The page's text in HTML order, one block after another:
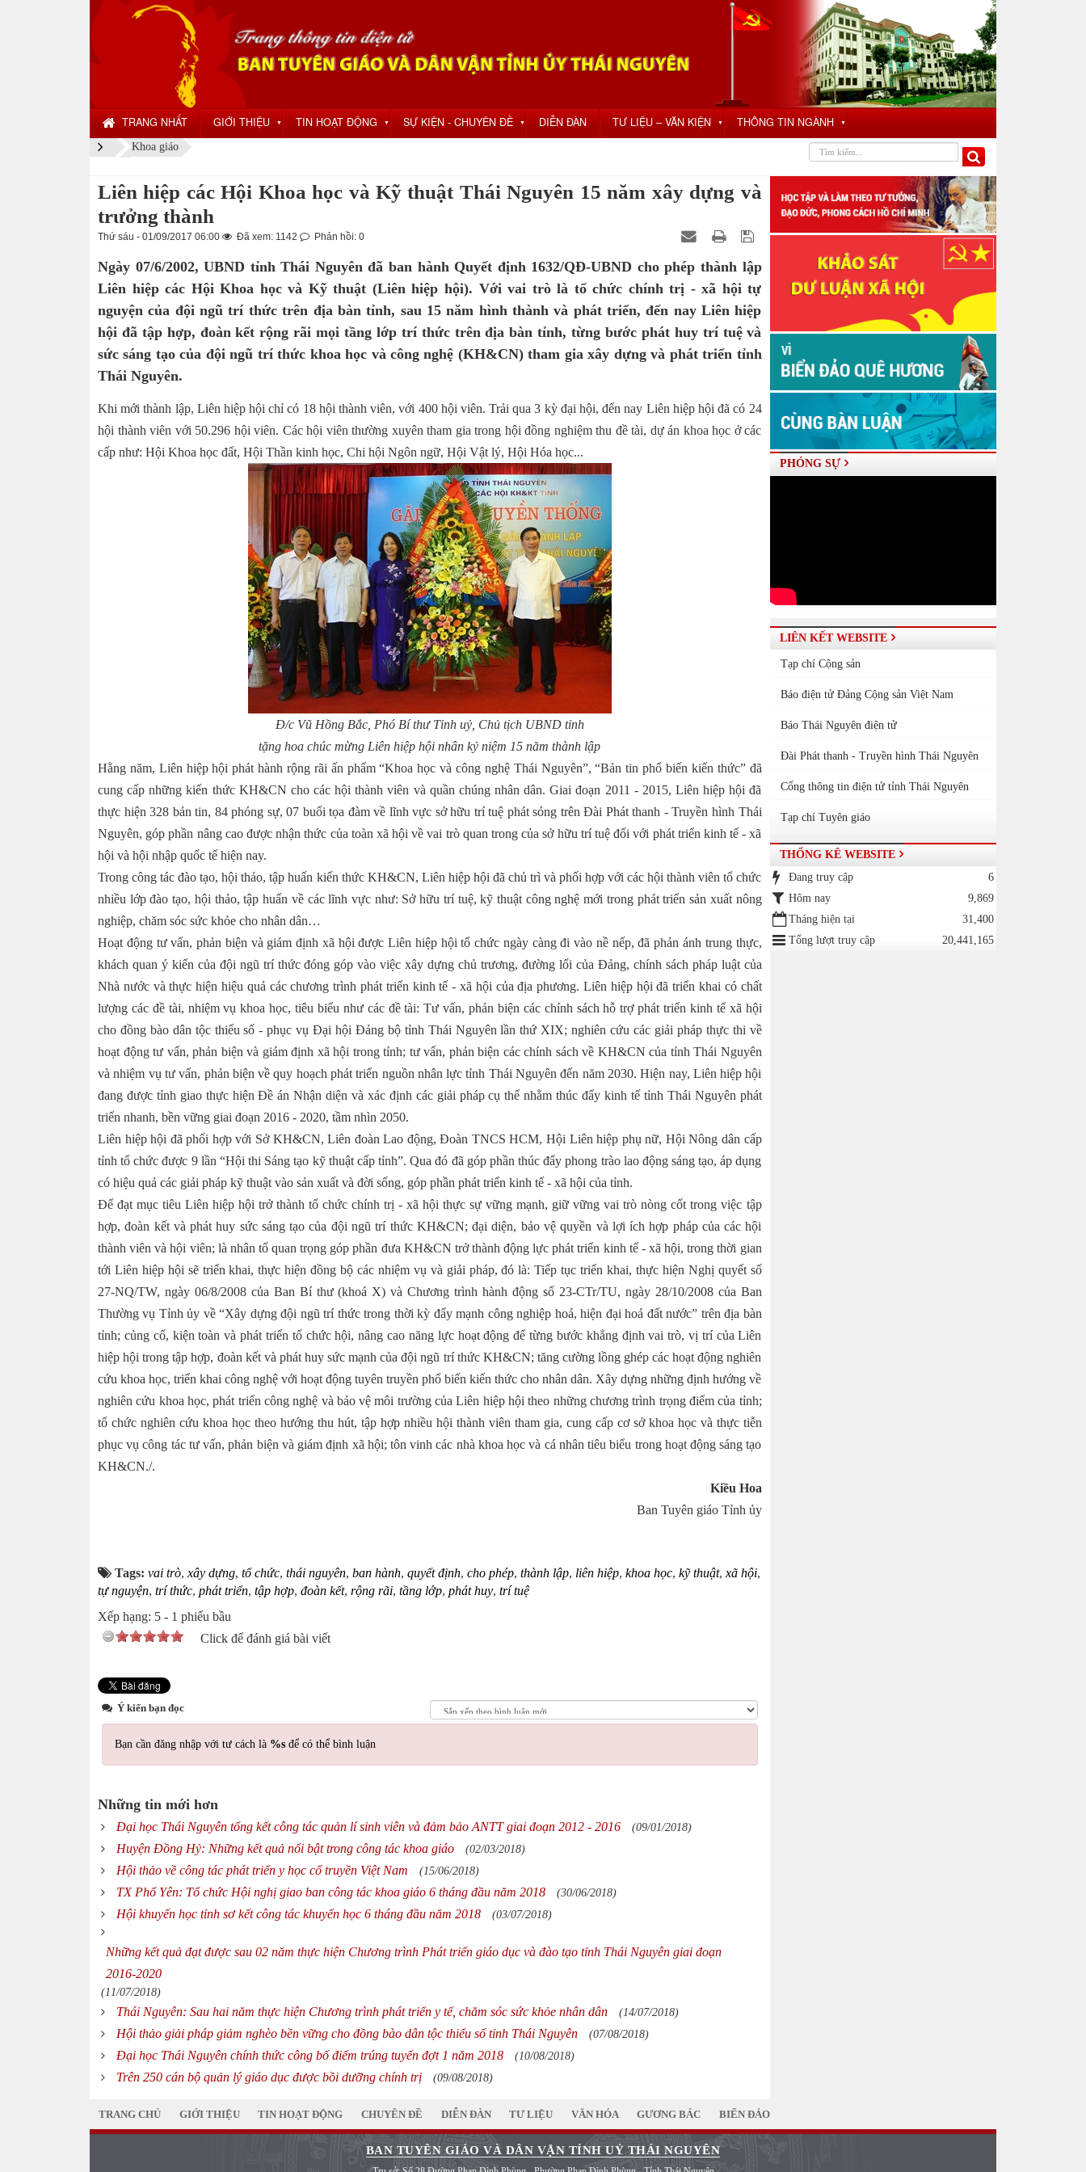
TRANG NHẤT GIỚI THIỆU ▼ TIN HOẠT ĐỘNG ▼ SỰ KIỆN - CHUYÊN ĐỀ ▼ DIỄN ĐÀN TƯ LIỆU – VĂN KIỆN ▼ THÔNG TIN NGÀNH ▼
Khoa giáo
Liên hiệp các Hội Khoa học và Kỹ thuật Thái Nguyên 15 năm xây dựng và
trưởng thành
Thứ sáu - 01/09/2017 06:00 Đã xem: 1142 Phản hồi: 0
Ngày 07/6/2002, UBND tỉnh Thái Nguyên đã ban hành Quyết định 1632/QĐ-UBND cho phép thành lập
Liên hiệp các Hội Khoa học và Kỹ thuật (Liên hiệp hội). Với vai trò là tổ chức chính trị - xã hội tự
nguyện của đội ngũ trí thức trên địa bàn tỉnh, sau 15 năm hình thành và phát triển, đến nay Liên hiệp
hội đã tập hợp, đoàn kết rộng rãi mọi tầng lớp trí thức trên địa bàn tỉnh, từng bước phát huy trí tuệ và
sức sáng tạo của đội ngũ trí thức khoa học và công nghệ (KH&CN) tham gia xây dựng và phát triển tỉnh
Thái Nguyên.
Khi mới thành lập, Liên hiệp hội chỉ có 18 hội thành viên, với 400 hội viên. Trải qua 3 kỳ đại hội, đến nay Liên hiệp hội đã có 24
hội thành viên với 50.296 hội viên. Các hội viên thường xuyên tham gia trong hội đồng nghiệm thu đề tài, dự án khoa học ở các
cấp như: Hội Khoa học đất, Hội Thần kinh học, Chi hội Ngôn ngữ, Hội Vật lý, Hội Hóa học...
Đ/c Vũ Hồng Bắc, Phó Bí thư Tỉnh uỷ, Chủ tịch UBND tỉnh
tặng hoa chúc mừng Liên hiệp hội nhân kỷ niệm 15 năm thành lập
Hằng năm, Liên hiệp hội phát hành rộng rãi ấn phẩm “Khoa học và công nghệ Thái Nguyên”, “Bản tin phổ biến kiến thức” đã
cung cấp những kiến thức KH&CN cho các hội thành viên và quần chúng nhân dân. Giai đoạn 2011 - 2015, Liên hiệp hội đã
thực hiện 328 bản tin, 84 phóng sự, 07 buổi tọa đàm về lĩnh vực sở hữu trí tuệ phát sóng trên Đài Phát thanh - Truyền hình Thái
Nguyên, góp phần nâng cao được nhận thức của toàn xã hội về vai trò quan trong của sở hữu trí tuệ đối với phát triển kinh tế - xã
hội và hội nhập quốc tế hiện nay.
Trong công tác đào tạo, hội thảo, tập huấn kiến thức KH&CN, Liên hiệp hội đã chủ trì và phối hợp với các hội thành viên tổ chức
nhiều lớp đào tạo, hội thảo, tập huấn về các lĩnh vực như: Sở hữu trí tuệ, kỹ thuật công nghệ mới trong phát triển sản xuất nông
nghiệp, chăm sóc sức khỏe cho nhân dân…
Hoạt động tư vấn, phản biện và giám định xã hội được Liên hiệp hội tổ chức ngày càng đi vào nề nếp, đã phản ánh trung thực,
khách quan ý kiến của đội ngũ trí thức đóng góp vào việc xây dựng chủ trương, đường lối của Đảng, chính sách pháp luật của
Nhà nước và thực hiện hiệu quả các chương trình phát triển kinh tế - xã hội của địa phương. Liên hiệp hội đã triển khai có chất
lượng các đề tài, nhiệm vụ khoa học, tiêu biểu như các đề tài: Tư vấn, phản biện các chính sách hỗ trợ phát triển kinh tế xã hội
cho đồng bào dân tộc thiểu số - phục vụ Đại hội Đảng bộ tỉnh Thái Nguyên lần thứ XIX; nghiên cứu các giải pháp thực thi về
hoạt động tư vấn, phản biện và giám định xã hội trong tỉnh; tư vấn, phản biện các chính sách về KH&CN của tỉnh Thái Nguyên
và nhiệm vụ tư vấn, phản biện về quy hoạch phát triển nguồn nhân lực tỉnh Thái Nguyên đến năm 2030. Hiện nay, Liên hiệp hội
đang được tỉnh giao thực hiện Đề án Nhận diện và xác định các giải pháp cụ thể nhằm thúc đẩy kinh tế tỉnh Thái Nguyên phát
triển nhanh, bền vững giai đoạn 2016 - 2020, tầm nhìn 2050.
Liên hiệp hội đã phối hợp với Sở KH&CN, Liên đoàn Lao động, Đoàn TNCS HCM, Hội Liên hiệp phụ nữ, Hội Nông dân cấp
tỉnh tổ chức được 9 lần “Hội thi Sáng tạo kỹ thuật cấp tỉnh”. Qua đó đã góp phần thúc đẩy phong trào lao động sáng tạo, áp dụng
có hiệu quả các giải pháp kỹ thuật vào sản xuất và đời sống, góp phần phát triển kinh tế - xã hội của tỉnh.
Để đạt mục tiêu Liên hiệp hội trở thành tổ chức chính trị - xã hội thực sự vững mạnh, giữ vững vai trò nòng cốt trong việc tập
hợp, đoàn kết và phát huy sức sáng tạo của đội ngũ trí thức KH&CN; đại diện, bảo vệ quyền và lợi ích hợp pháp của các hội
thành viên và hội viên; là nhân tố quan trọng góp phần đưa KH&CN trở thành động lực phát triển kinh tế - xã hội, trong thời gian
tới Liên hiệp hội sẽ triển khai, thực hiện đồng bộ các nhiệm vụ và giải pháp, đó là: Tiếp tục triển khai, thực hiện Nghị quyết số
27-NQ/TW, ngày 06/8/2008 của Ban Bí thư (khoá X) và Chương trình hành động số 23-CTr/TU, ngày 28/10/2008 của Ban
Thường vụ Tỉnh ủy về “Xây dựng đội ngũ trí thức trong thời kỳ đẩy mạnh công nghiệp hoá, hiện đại hoá đất nước” trên địa bàn
tỉnh; củng cố, kiện toàn và phát triển tổ chức hội, nâng cao năng lực hoạt động để từng bước khẳng định vai trò, vị trí của Liên
hiệp hội trong tập hợp, đoàn kết và phát huy sức mạnh của đội ngũ trí thức KH&CN; tăng cường lồng ghép các hoạt động nghiên
cứu khoa học, triển khai công nghệ với hoạt động tuyên truyền phổ biến kiến thức cho nhân dân. Xây dựng những định hướng về
nghiên cứu khoa học, phát triển công nghệ và bảo vệ môi trường của Liên hiệp hội theo những chương trình trọng điểm của tỉnh;
tổ chức nghiên cứu khoa học theo hướng thu hút, tập hợp nhiều hội thành viên tham gia, cung cấp cơ sở khoa học và thực tiễn
phục vụ công tác tư vấn, phản biện và giám định xã hội; tôn vinh các nhà khoa học và cá nhân tiêu biểu trong hoạt động sáng tạo
KH&CN./.
Kiều Hoa
Ban Tuyên giáo Tỉnh ủy
Tags: vai trò, xây dựng, tổ chức, thái nguyên, ban hành, quyết định, cho phép, thành lập, liên hiệp, khoa học, kỹ thuật, xã hội,
tự nguyện, trí thức, phát triển, tập hợp, đoàn kết, rộng rãi, tầng lớp, phát huy, trí tuệ
Xếp hạng: 5 - 1 phiếu bầu
Click để đánh giá bài viết
Ý kiến bạn đọc
Bạn cần đăng nhập với tư cách là %s để có thể bình luận
Những tin mới hơn
Đại học Thái Nguyên tổng kết công tác quản lí sinh viên và đảm bảo ANTT giai đoạn 2012 - 2016 (09/01/2018)
Huyện Đồng Hỷ: Những kết quả nổi bật trong công tác khoa giáo (02/03/2018)
Hội thảo về công tác phát triển y học cổ truyền Việt Nam (15/06/2018)
TX Phổ Yên: Tổ chức Hội nghị giao ban công tác khoa giáo 6 tháng đầu năm 2018 (30/06/2018)
Hội khuyến học tỉnh sơ kết công tác khuyến học 6 tháng đầu năm 2018 (03/07/2018)
Những kết quả đạt được sau 02 năm thực hiện Chương trình Phát triển giáo dục và đào tạo tỉnh Thái Nguyên giai đoạn
2016-2020
(11/07/2018)
Thái Nguyên: Sau hai năm thực hiện Chương trình phát triển y tế, chăm sóc sức khỏe nhân dân (14/07/2018)
Hội thảo giải pháp giảm nghèo bền vững cho đồng bào dân tộc thiểu số tỉnh Thái Nguyên (07/08/2018)
Đại học Thái Nguyên chính thức công bố điểm trúng tuyển đợt 1 năm 2018 (10/08/2018)
Trên 250 cán bộ quản lý giáo dục được bồi dưỡng chính trị (09/08/2018)
PHÓNG SỰ
LIÊN KẾT WEBSITE
Tạp chí Cộng sản
Báo điện tử Đảng Cộng sản Việt Nam
Báo Thái Nguyên điện tử
Đài Phát thanh - Truyền hình Thái Nguyên
Cổng thông tin điện tử tỉnh Thái Nguyên
Tạp chí Tuyên giáo
THỐNG KÊ WEBSITE
Đang truy cập
6
Hôm nay
9,869
Tháng hiện tại
31,400
Tổng lượt truy cập
20,441,165
TRANG CHỦ GIỚI THIỆU TIN HOẠT ĐỘNG CHUYÊN ĐỀ DIỄN ĐÀN TƯ LIỆU VĂN HÓA GƯƠNG BÁC BIỂN ĐẢO
BAN TUYÊN GIÁO VÀ DÂN VẬN TỈNH UỶ THÁI NGUYÊN